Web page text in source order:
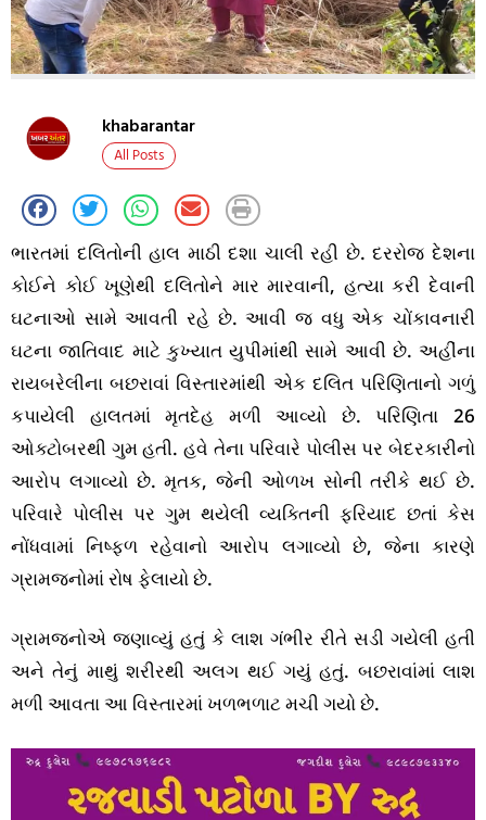
khabarantar
All Posts
ભારતમાં દલિતોની હાલ માઠી દશા ચાલી રહી છે. દરરોજ દેશના
કોઈને કોઈ ખૂણેથી દલિતોને માર મારવાની, હત્યા કરી દેવાની
ઘટનાઓ સામે આવતી રહે છે. આવી જ વધુ એક ચોંકાવનારી
ઘટના જાતિવાદ માટે કુખ્યાત યુપીમાંથી સામે આવી છે. અહીંના
રાયબરેલીના બછરાવાં વિસ્તારમાંથી એક દલિત પરિણિતાનો ગળું
કપાયેલી હાલતમાં મૃતદેહ મળી આવ્યો છે. પરિણિતા 26
ઓક્ટોબરથી ગુમ હતી. હવે તેના પરિવારે પોલીસ પર બેદરકારીનો
આરોપ લગાવ્યો છે. મૃતક, જેની ઓળખ સોની તરીકે થઈ છે.
પરિવારે પોલીસ પર ગુમ થયેલી વ્યક્તિની ફરિયાદ છતાં કેસ
નોંધવામાં નિષ્ફળ રહેવાનો આરોપ લગાવ્યો છે, જેના કારણે
ગ્રામજનોમાં રોષ ફેલાયો છે.
ગ્રામજનોએ જણાવ્યું હતું કે લાશ ગંભીર રીતે સડી ગયેલી હતી
અને તેનું માથું શરીરથી અલગ થઈ ગયું હતું. બછરાવાંમાં લાશ
મળી આવતા આ વિસ્તારમાં ખળભળાટ મચી ગયો છે.